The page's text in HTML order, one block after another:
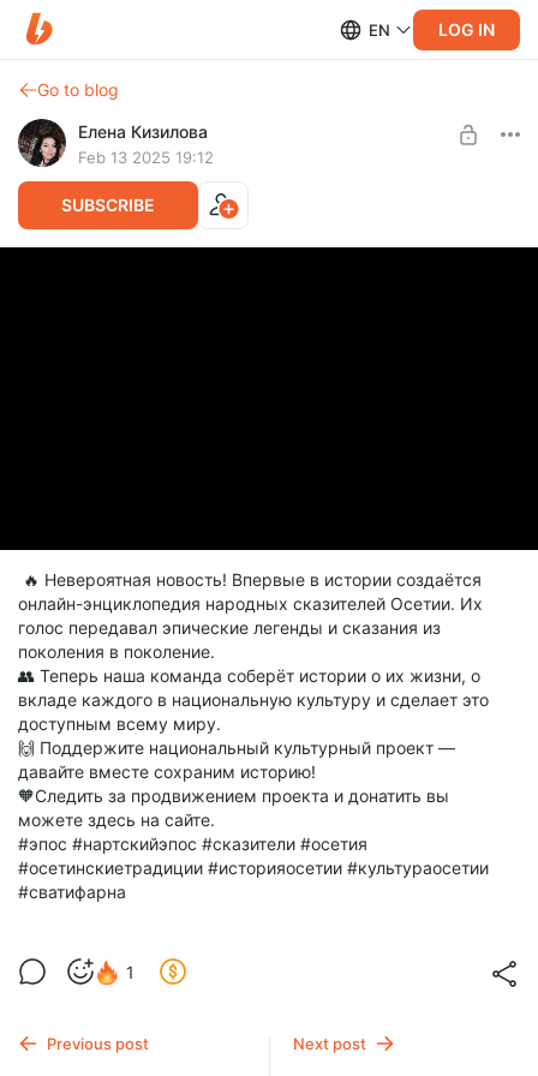
EN LOG IN
Go to blog
Елена Кизилова
Feb 13 2025 19:12
SUBSCRIBE
🔥 Невероятная новость! Впервые в истории создаётся
онлайн-энциклопедия народных сказителей Осетии. Их
голос передавал эпические легенды и сказания из
поколения в поколение.
👥 Теперь наша команда соберёт истории о их жизни, о
вкладе каждого в национальную культуру и сделает это
доступным всему миру.
🙌 Поддержите национальный культурный проект —
давайте вместе сохраним историю!
🧡Следить за продвижением проекта и донатить вы
можете здесь на сайте.
#эпос #нартскийэпос #сказители #осетия
#осетинскиетрадиции #историяосетии #культураосетии
#сватифарна
1
Previous post Next post